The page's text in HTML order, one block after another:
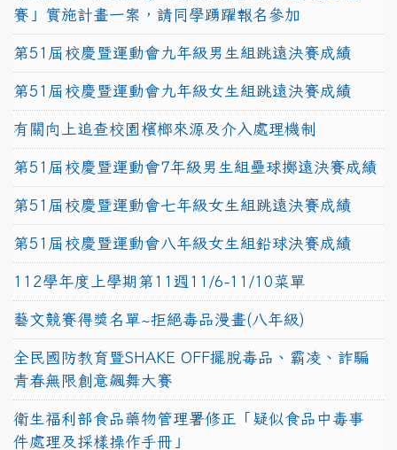
賽」實施計畫一案，請同學踴躍報名參加
第51屆校慶暨運動會九年級男生組跳遠決賽成績
第51屆校慶暨運動會九年級女生組跳遠決賽成績
有關向上追查校園檳榔來源及介入處理機制
第51屆校慶暨運動會7年級男生組壘球擲遠決賽成績
第51屆校慶暨運動會七年級女生組跳遠決賽成績
第51屆校慶暨運動會八年級女生組鉛球決賽成績
112學年度上學期第11週11/6-11/10菜單
藝文競賽得獎名單~拒絕毒品漫畫(八年級)
全民國防教育暨SHAKE OFF擺脫毒品、霸凌、詐騙
青春無限創意飆舞大賽
衛生福利部食品藥物管理署修正「疑似食品中毒事
件處理及採樣操作手冊」